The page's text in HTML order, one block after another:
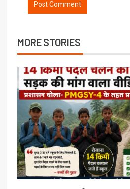
MORE STORIES